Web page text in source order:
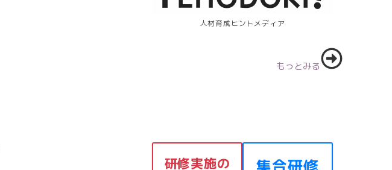
人材育成ヒントメディア
もっとみる
研修実施の
集合研修